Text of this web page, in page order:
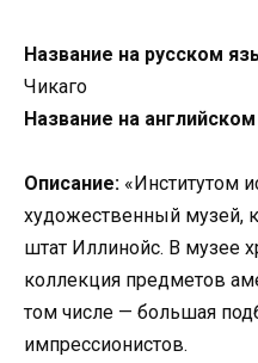
Название на русском
Чикаго
Название на
Описание: «Институтом
художественный музей,
штат Иллинойс. В музее
коллекция предметов
том числе — большая
импрессионистов.